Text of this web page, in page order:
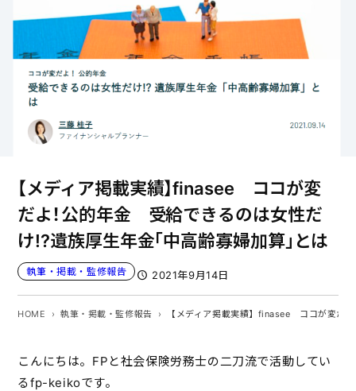
【メディア掲載実績】finasee ココが変
だよ！公的年金 受給できるのは女性だ
け!?遺族厚生年金「中高齢寡婦加算」とは
執筆・掲載・監修報告 2021年9月14日
HOME 執筆・掲載・監修報告 【メディア掲載実績】finasee ココが変だ
こんにちは。FPと社会保険労務士の二刀流で活動してい
るfp-keikoです。